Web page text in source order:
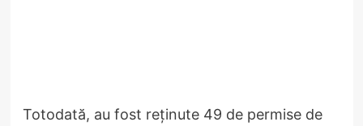
Totodată, au fost reținute 49 de permise de